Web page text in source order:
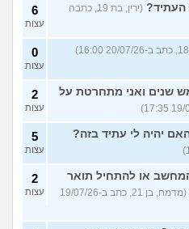
העתיד?
(ירין, בת 19, כתבה
6
עצות
0
עצות
שנים ואני מתחרטת על
2
עצות
5
עצות
או להתחיל תואר
(מדמח, בן 21, כתב ב-19/07/26
2
עצות